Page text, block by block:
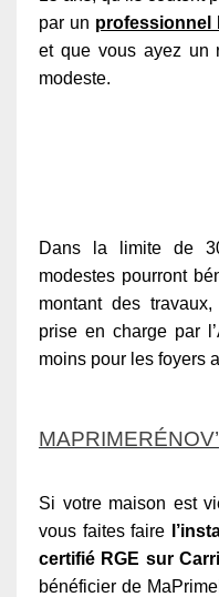
par un professionnel
et que vous ayez un
modeste.
Dans la limite de
modestes pourront
montant des
prise en charge par
moins pour les foyers
MAPRIMERÉNOV’
Si votre maison est
vous faites faire
certifié RGE sur
bénéficier de